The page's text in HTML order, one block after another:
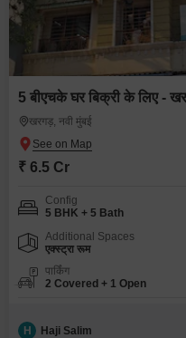
5 बीएचके घर बिक्री के लिए -
खरगड़, नवी मुंबई
₹ 6.5 Cr
Config
5 BHK + 5 Bath
Additional Spaces
एक्स्ट्रा रूम
पार्किंग
2 Covered + 1 Open
H Haji Salim